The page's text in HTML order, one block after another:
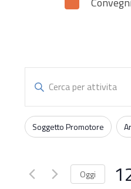
Attività
Ricerca
e
viste
Inserisci
Chiave.
Cerca
Parola
Filtri
Changing
any
the
Soggetto Promotore
Oggi